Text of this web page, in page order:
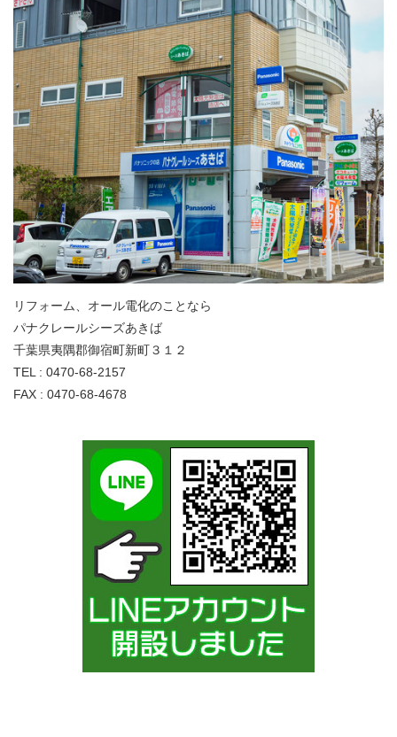
リフォーム、オール電化のことなら
パナクレールシーズあきば
千葉県夷隅郡御宿町新町３１２
TEL : 0470-68-2157
FAX : 0470-68-4678